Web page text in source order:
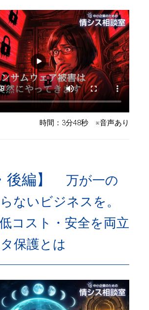
時間：3分48秒 ※音声あり
後編】
万が一の
ないビジネスを。
コスト・安全を両立
保護とは